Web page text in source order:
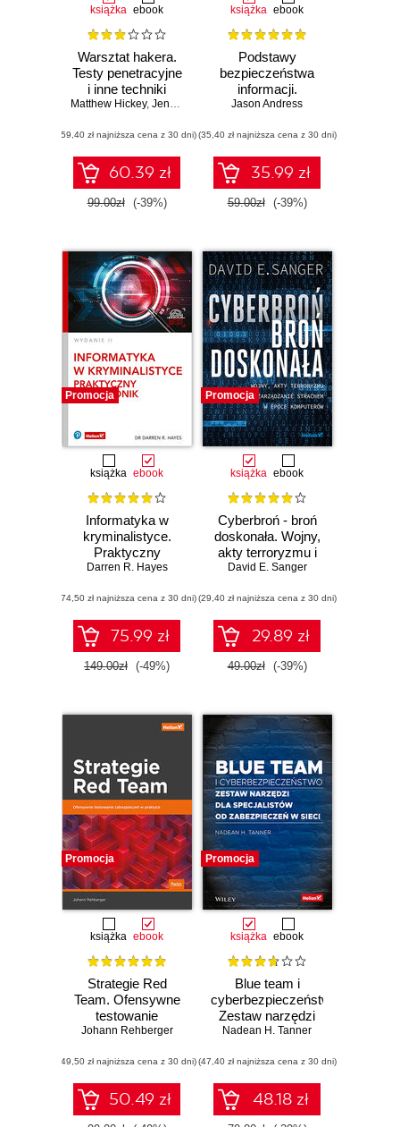
książka ebook
Warsztat hakera.
Testy penetracyjne
i inne techniki
wykrywania
Matthew Hickey, Jennifer Arcuri
(59,40 zł najniższa cena z 30 dni)
60.39 zł
99.00zł (-39%)
książka ebook
Podstawy
bezpieczeństwa
informacji.
Praktyczne
Jason Andress
(35,40 zł najniższa cena z 30 dni)
35.99 zł
59.00zł (-39%)
Promocja
książka ebook
Informatyka w
kryminalistyce.
Praktyczny
przewodnik.
Darren R. Hayes
(74,50 zł najniższa cena z 30 dni)
75.99 zł
149.00zł (-49%)
Promocja
książka ebook
Cyberbroń - broń
doskonała. Wojny,
akty terroryzmu i
zarządzanie
komputerów
David E. Sanger
(29,40 zł najniższa cena z 30 dni)
29.89 zł
49.00zł (-39%)
Promocja
książka ebook
Strategie Red
Team. Ofensywne
testowanie
zabezpieczeń w
Johann Rehberger
(49,50 zł najniższa cena z 30 dni)
50.49 zł
Promocja
książka ebook
Blue team i
cyberbezpieczeństwo.
Zestaw narzędzi
dla specjalistów od
sieci
Nadean H. Tanner
(47,40 zł najniższa cena z 30 dni)
48.18 zł